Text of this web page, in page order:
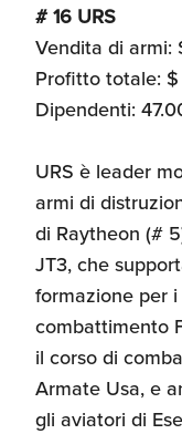
# 16 URS
Vendita di armi:
Profitto totale:
Dipendenti:
URS è leader
armi di
di Raytheon (#
JT3, che
formazione per
combattimento
il corso di
Armate Usa, e
gli aviatori di